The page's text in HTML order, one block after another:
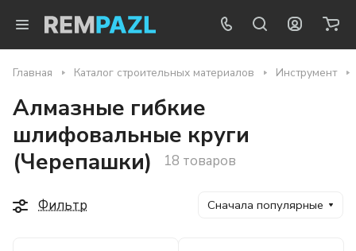
Главная Каталог строительных материалов Инструмент
Алмазные гибкие
шлифовальные круги
(Черепашки)
18 товаров
Фильтр Сначала популярные